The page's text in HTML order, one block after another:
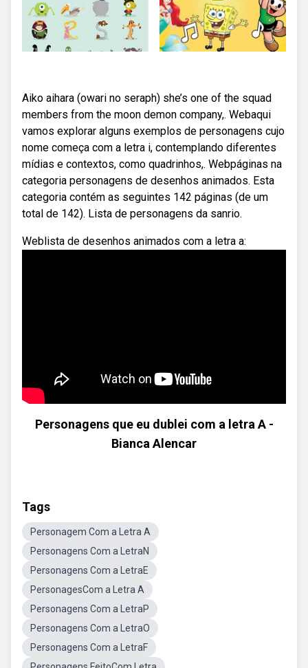
Aiko aihara (owari no seraph) she’s one of the squad
members from the moon demon company,. Webaqui
vamos explorar alguns exemplos de personagens cujo
nome começa com a letra i, contemplando diferentes
mídias e contextos, como quadrinhos,. Webpáginas na
categoria personagens de desenhos animados. Esta
categoria contém as seguintes 142 páginas (de um
total de 142). Lista de personagens da sanrio.
Weblista de desenhos animados com a letra a:
Personagens que eu dublei com a letra A -
Bianca Alencar
Tags
Personagem Com a Letra A
Personagens Com a LetraN
Personagens Com a LetraE
PersonagesCom a Letra A
Personagens Com a LetraP
Personagens Com a LetraO
Personagens Com a LetraF